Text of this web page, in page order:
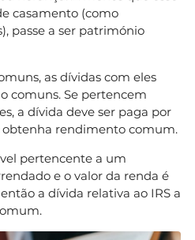
casamento (como
passe a ser património
as dívidas com eles
comuns. Se pertencem
a dívida deve ser paga por
obtenha rendimento comum.
pertencente a um
e o valor da renda é
a dívida relativa ao IRS a